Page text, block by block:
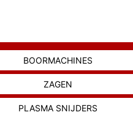
BOORMACHINES
ZAGEN
PLASMA SNIJDERS